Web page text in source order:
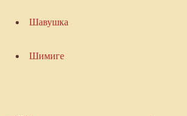
Шавушка
Шимиге